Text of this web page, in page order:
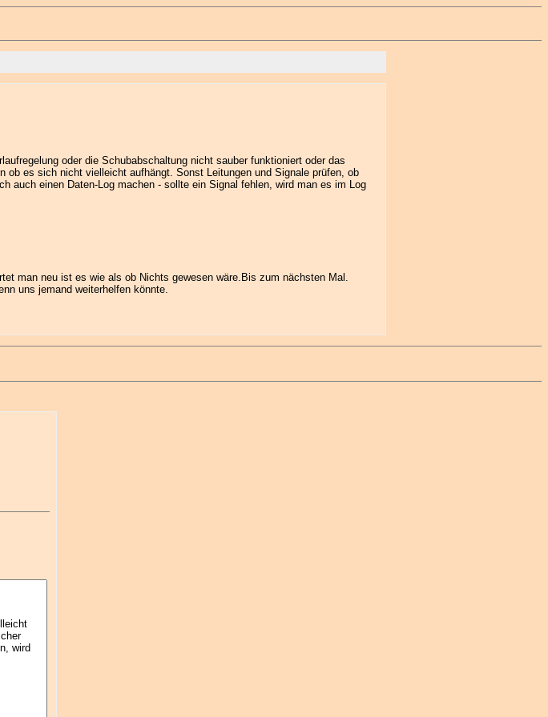
oder die Schubabschaltung nicht sauber funktioniert oder das
ob es sich nicht vielleicht aufhängt. Sonst Leitungen und Signale prüfen, ob
auch einen Daten-Log machen - sollte ein Signal fehlen, wird man es im Log
man neu ist es wie als ob Nichts gewesen wäre.Bis zum nächsten Mal.
uns jemand weiterhelfen könnte.